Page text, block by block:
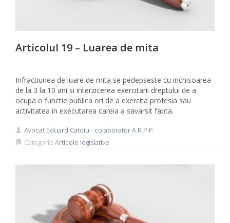
Articolul 19 – Luarea de mita
Infractiunea de luare de mita se pedepseste cu inchisoarea
de la 3 la 10 ani si interzicerea exercitarii dreptului de a
ocupa o functie publica ori de a exercita profesia sau
activitatea in executarea careia a savarsit fapta.
Avocat Eduard Catoiu - colaborator A.R.P.P.
Categorie Articole legislative